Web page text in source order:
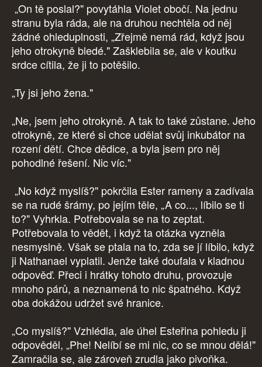
„On tě poslal?" povytáhla Violet obočí. Na jednu
stranu byla ráda, ale na druhou nechtěla od něj
žádné ohleduplnosti, „Zřejmě nemá rád, když jsou
jeho otrokyně bledé." Zašklebila se, ale v koutku
srdce cítila, že ji to potěšilo.
„Ty jsi jeho žena."
„Ne, jsem jeho otrokyně. A tak to také zůstane. Jeho
otrokyně, ze které si chce udělat svůj inkubátor na
rození dětí. Chce dědice, a byla jsem pro něj
pohodlné řešení. Nic víc."
„No když myslíš?" pokrčila Ester rameny a zadívala
se na rudé šrámy, po jejím těle, „A co..., líbilo se ti
to?" Vyhrkla. Potřebovala se na to zeptat.
Potřebovala to vědět, i když ta otázka vyzněla
nesmyslně. Však se ptala na to, zda se jí líbilo, když
ji Nathanael vyplatil. Jenže také doufala v kladnou
odpověď. Přeci i hrátky tohoto druhu, provozuje
mnoho párů, a neznamená to nic špatného. Když
oba dokážou udržet své hranice.
„Co myslíš?" Vzhlédla, ale úhel Esteřina pohledu ji
odpověděl, „Phe! Nelíbí se mi nic, co se mnou dělá!"
Zamračila se, ale zároveň zrudla jako pivoňka.